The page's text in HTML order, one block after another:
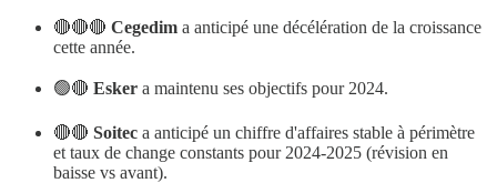
🔴🔴🔴 Cegedim a anticipé une décélération de la croissance
cette année.
🟢🔴 Esker a maintenu ses objectifs pour 2024.
🔴🔴 Soitec a anticipé un chiffre d'affaires stable à périmètre
et taux de change constants pour 2024-2025 (révision en
baisse vs avant).